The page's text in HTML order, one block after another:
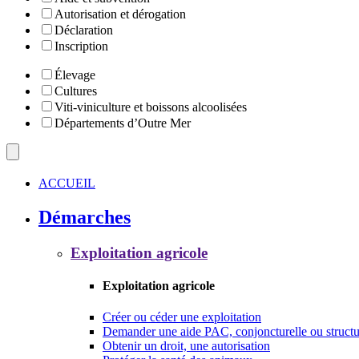
Autorisation et dérogation
Déclaration
Inscription
Élevage
Cultures
Viti-viniculture et boissons alcoolisées
Départements d’Outre Mer
ACCUEIL
Démarches
Exploitation agricole
Exploitation agricole
Créer ou céder une exploitation
Demander une aide PAC, conjoncturelle ou
Obtenir un droit, une autorisation